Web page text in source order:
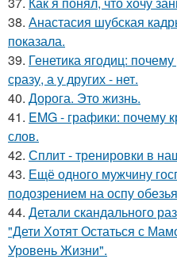
38. Анастасия шубская
показала.
39. Генетика ягодиц:
сразу, а у других - нет.
40. Дорога. Это жизнь.
41. EMG - графики: почему
слов.
42. Сплит - тренировки в
43. Ещё одного мужчину
подозрением на оспу
44. Детали скандального
"Дети Хотят Остаться с
Уровень Жизни".